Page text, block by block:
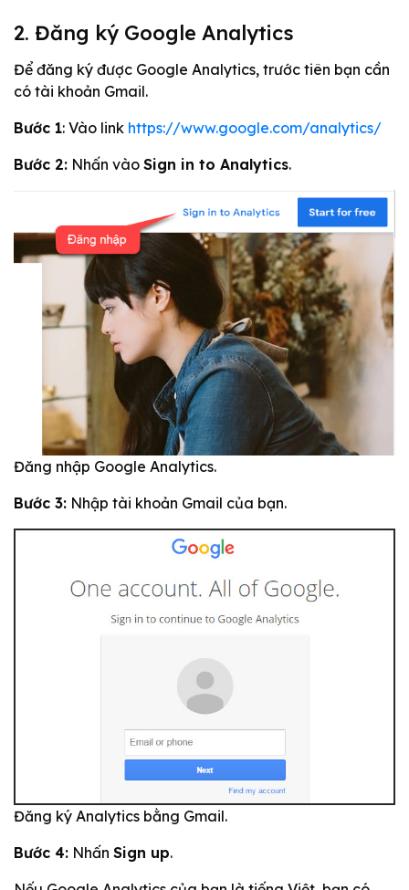
2. Đăng ký Google Analytics
Để đăng ký được Google Analytics, trước tiên bạn cần
có tài khoản Gmail.
Bước 1: Vào link https://www.google.com/analytics/
Bước 2: Nhấn vào Sign in to Analytics.
Đăng nhập Google Analytics.
Bước 3: Nhập tài khoản Gmail của bạn.
Đăng ký Analytics bằng Gmail.
Bước 4: Nhấn Sign up.